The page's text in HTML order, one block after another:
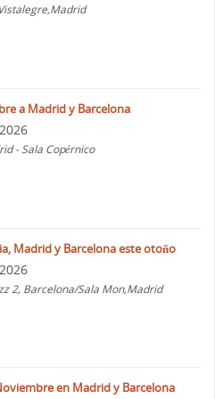
a Madrid y Barcelona
- Sala Copérnico
Madrid y Barcelona este otoño
2, Barcelona/Sala Mon,Madrid
en Madrid y Barcelona